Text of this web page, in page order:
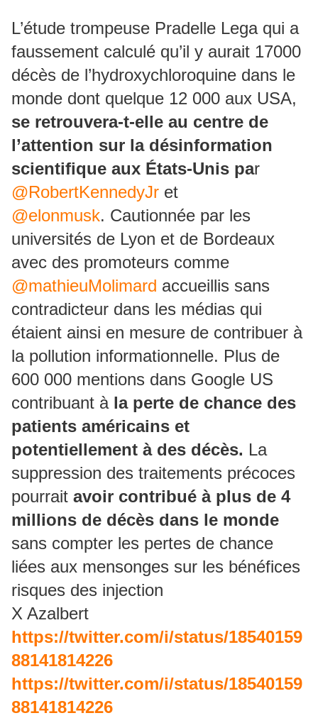
L’étude trompeuse Pradelle Lega qui a
faussement calculé qu’il y aurait 17000
décès de l’hydroxychloroquine dans le
monde dont quelque 12 000 aux USA,
se retrouvera-t-elle au centre de
l’attention sur la désinformation
scientifique aux États-Unis par
@RobertKennedyJr et
@elonmusk. Cautionnée par les
universités de Lyon et de Bordeaux
avec des promoteurs comme
@mathieuMolimard accueillis sans
contradicteur dans les médias qui
étaient ainsi en mesure de contribuer à
la pollution informationnelle. Plus de
600 000 mentions dans Google US
contribuant à la perte de chance des
patients américains et
potentiellement à des décès. La
suppression des traitements précoces
pourrait avoir contribué à plus de 4
millions de décès dans le monde
sans compter les pertes de chance
liées aux mensonges sur les bénéfices
risques des injection
X Azalbert
https://twitter.com/i/status/18540159
88141814226
https://twitter.com/i/status/18540159
88141814226